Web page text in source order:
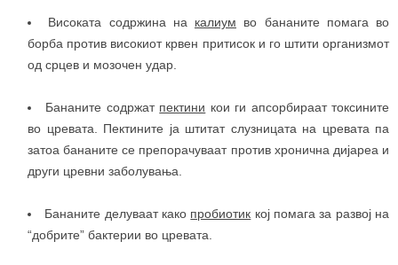
Високата содржина на калиум во бананите помага во
борба против високиот крвен притисок и го штити организмот
од срцев и мозочен удар.
Бананите содржат пектини кои ги апсорбираат токсините
во цревата. Пектините ја штитат слузницата на цревата па
затоа бананите се препорачуваат против хронична дијареа и
други цревни заболувања.
Бананите делуваат како пробиотик кој помага за развој на
“добрите” бактерии во цревата.